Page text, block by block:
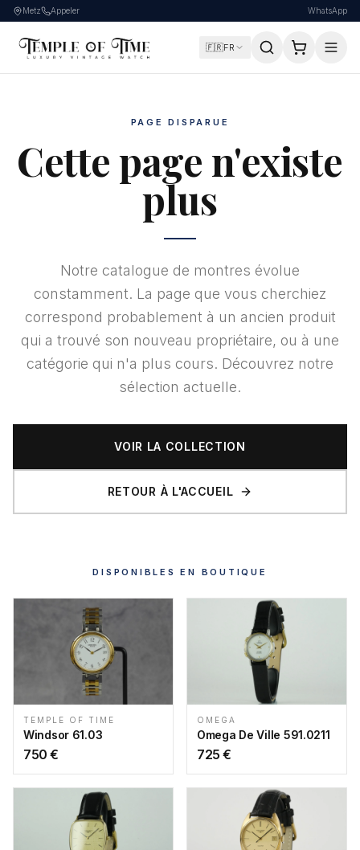
Metz Appeler WhatsApp
🇫🇷FR
PAGE DISPARUE
Cette page n'existe
plus
Notre catalogue de montres évolue
constamment. La page que vous cherchiez
correspond probablement à un ancien produit
qui a trouvé son nouveau propriétaire, ou à une
catégorie qui n'a plus cours. Découvrez notre
sélection actuelle.
VOIR LA COLLECTION
RETOUR À L'ACCUEIL
DISPONIBLES EN BOUTIQUE
TEMPLE OF TIME
Windsor 61.03
750 €
OMEGA
Omega De Ville 591.0211
725 €